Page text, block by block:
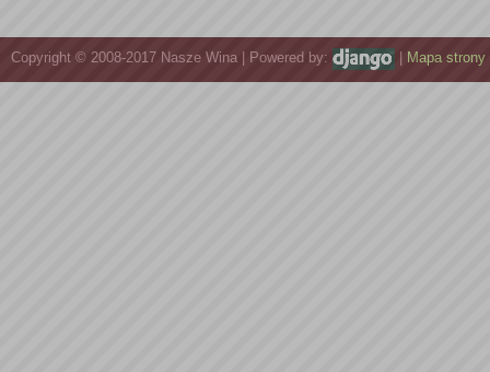
Copyright © 2008-2017 Nasze Wina | Powered by: Mapa strony